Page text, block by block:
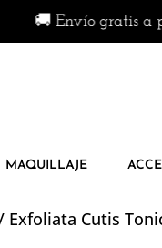
gratis a partir de
MAQUILLAJE
Exfoliata Cutis